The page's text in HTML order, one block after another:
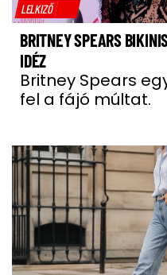
LELKIZŐ
BRITNEY SPEARS
IDÉZ
Britney Spears
fel a fájó múltat.